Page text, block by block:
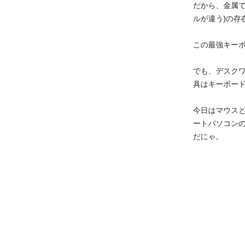
だから、金属
ルが違う)の存
この最強キー
でも、デスク
具はキーボー
今日はマウス
ートパソコン
だにゃ。